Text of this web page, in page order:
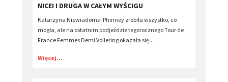
NICEI I DRUGA W CAŁYM WYŚCIGU
Katarzyna Niewiadoma-Phinney zrobiła wszystko, co
mogła, ale na ostatnim podjeździe tegorocznego Tour de
France Femmes Demi Vollering okazała się...
Więcej...